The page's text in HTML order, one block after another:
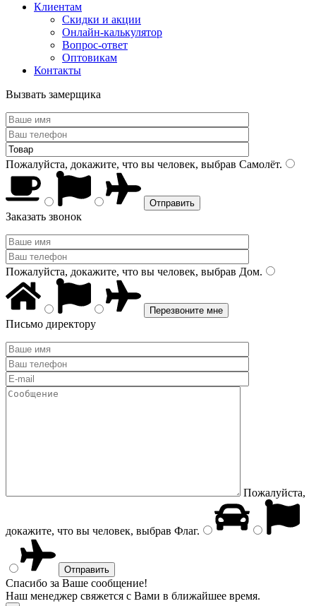
Клиентам
Скидки и акции
Онлайн-калькулятор
Вопрос-ответ
Оптовикам
Контакты
Вызвать замерщика
Пожалуйста, докажите, что вы человек, выбрав Самолёт.
Заказать звонок
Пожалуйста, докажите, что вы человек, выбрав Дом.
Письмо директору
Пожалуйста,
докажите, что вы человек, выбрав Флаг.
Спасибо за Ваше сообщение!
Наш менеджер свяжется с Вами в ближайшее время.